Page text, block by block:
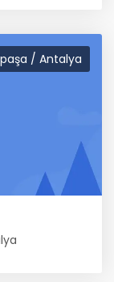
/ Antalya